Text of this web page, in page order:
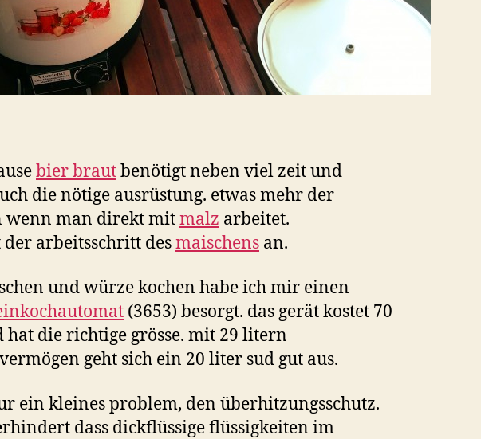
bier brautbenötigt neben viel zeit und
die nötige ausrüstung. etwas mehr der
wenn man direkt mitmalz arbeitet.
arbeitsschritt desmaischens an.
und würze kochen habe ich mir einen
(3653) besorgt. das gerät kostet 70
hat die richtige grösse. mit 29 litern
geht sich ein 20 liter sud gut aus.
ein kleines problem, den überhitzungsschutz.
dass dickflüssige flüssigkeiten im